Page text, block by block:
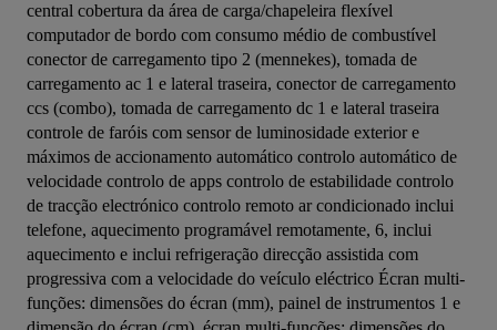
central cobertura da área de carga/chapeleira flexível
computador de bordo com consumo médio de combustível
conector de carregamento tipo 2 (mennekes), tomada de
carregamento ac 1 e lateral traseira, conector de carregamento
ccs (combo), tomada de carregamento dc 1 e lateral traseira
controle de faróis com sensor de luminosidade exterior e
máximos de accionamento automático controlo automático de
velocidade controlo de apps controlo de estabilidade controlo
de tracção electrónico controlo remoto ar condicionado inclui
telefone, aquecimento programável remotamente, 6, inclui
aquecimento e inclui refrigeração direcção assistida com
progressiva com a velocidade do veículo eléctrico Écran multi-
funções: dimensões do écran (mm), painel de instrumentos 1 e